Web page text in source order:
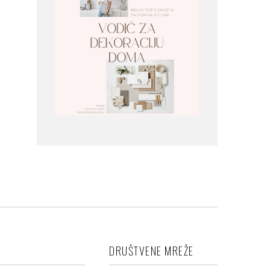
DRUŠTVENE MREŽE